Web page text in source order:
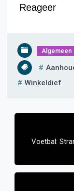
Reageer
Algemeen
Winkeldief
Bericht
Voetbal: